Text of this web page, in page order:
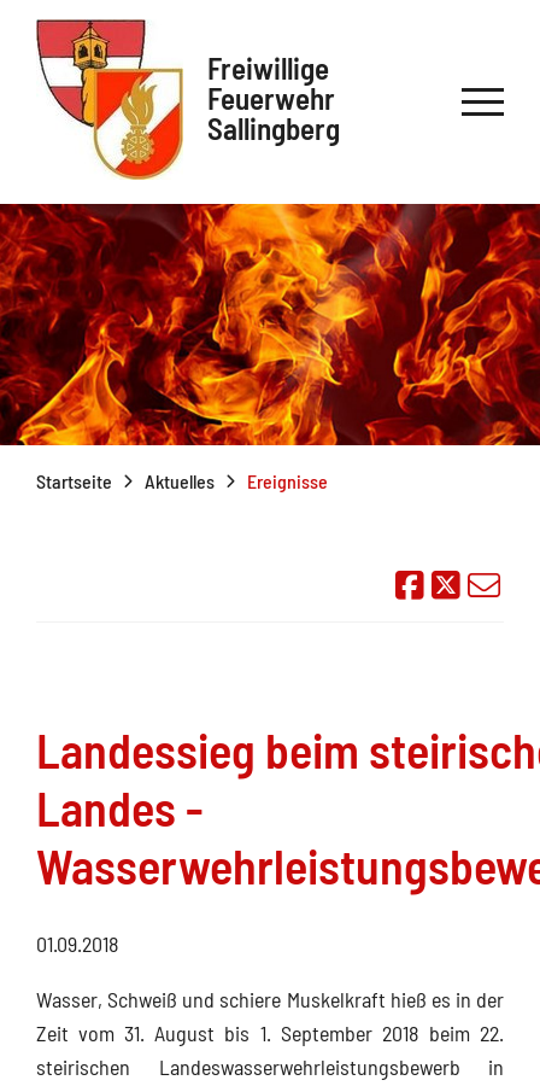
Freiwillige
Feuerwehr
Sallingberg
Startseite Aktuelles Ereignisse
Auf
Landessieg beim
Landes -
01.09.2018
Wasser, Schweiß und schiere Muskelkraft hieß es in der
Zeit vom 31. August bis 1. September 2018 beim 22.
steirischen Landeswasserwehrleistungsbewerb in